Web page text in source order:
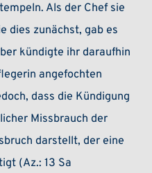
Als der Chef sie
dies zunächst, gab es
kündigte ihr daraufhin
angefochten
dass die Kündigung
Missbrauch der
darstellt, der eine
(Az.: 13 Sa